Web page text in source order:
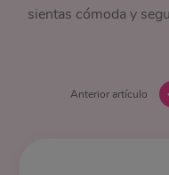
sientas cómoda y
Anterior artículo